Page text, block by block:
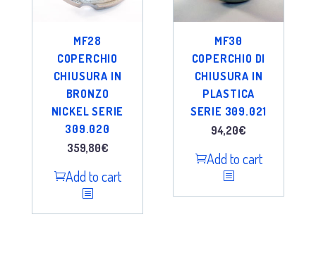
MF28
COPERCHIO
CHIUSURA IN
BRONZO
NICKEL SERIE
309.020
359,80€
Add to cart
MF30
COPERCHIO DI
CHIUSURA IN
PLASTICA
SERIE 309.021
94,20€
Add to cart